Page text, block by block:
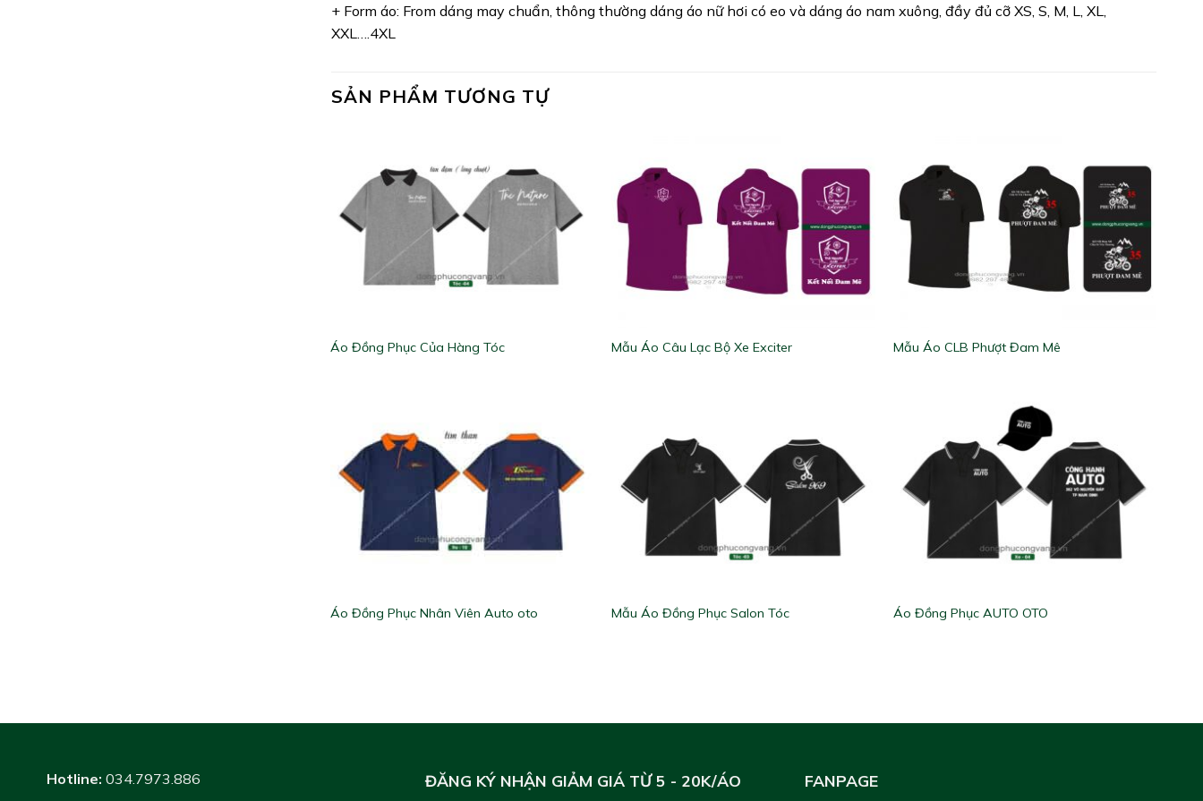
+ Form áo: From dáng may chuẩn, thông thường dáng áo nữ hơi có eo và dáng áo nam xuông, đầy đủ cỡ XS, S, M, L, XL,
XXL….4XL
SẢN PHẨM TƯƠNG TỰ
Áo Đồng Phục Của Hàng Tóc Mẫu Áo Câu Lạc Bộ Xe Exciter Mẫu Áo CLB Phượt Đam Mê
Áo Đồng Phục Nhân Viên Auto oto Mẫu Áo Đồng Phục Salon Tóc Áo Đồng Phục AUTO OTO
Hotline: 034.7973.886
ĐĂNG KÝ NHẬN GIẢM GIÁ TỪ 5 - 20K/ÁO FANPAGE